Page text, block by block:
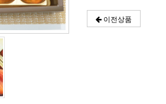
이전상품